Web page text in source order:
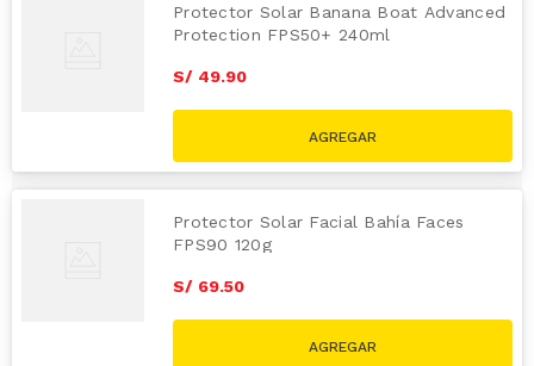
Protector Solar Banana Boat Advanced
Protection FPS50+ 240ml
S/ 49.90
Protector Solar Facial Bahía Faces
FPS90 120g
S/ 69.50